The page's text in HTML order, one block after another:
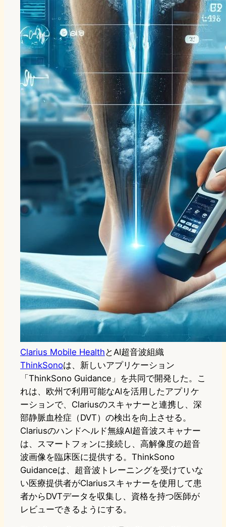
Clarius Mobile Health とAI超音波組織
ThinkSonoは、新しいアプリケーション
「ThinkSono Guidance」を共同で開発した。こ
れは、欧州で利用可能なAIを活用したアプリケ
ーションで、Clariusのスキャナーと連携し、深
部静脈血栓症（DVT）の検出を向上させる。
Clariusのハンドヘルド無線AI超音波スキャナー
は、スマートフォンに接続し、高解像度の超音
波画像を臨床医に提供する。ThinkSono
Guidanceは、超音波トレーニングを受けていな
い医療提供者がClariusスキャナーを使用して患
者からDVTデータを収集し、資格を持つ医師が
レビューできるようにする。